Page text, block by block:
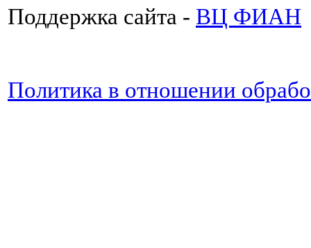
Поддержка сайта - ВЦ ФИАН
Политика в отношении